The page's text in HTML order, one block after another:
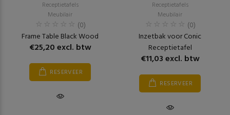
Receptietafels
Meubilair
(0)
Frame Table Black Wood
€25,20 excl. btw
RESERVEER
Receptietafels
Meubilair
(0)
Inzetbak voor Conic
Receptietafel
€11,03 excl. btw
RESERVEER